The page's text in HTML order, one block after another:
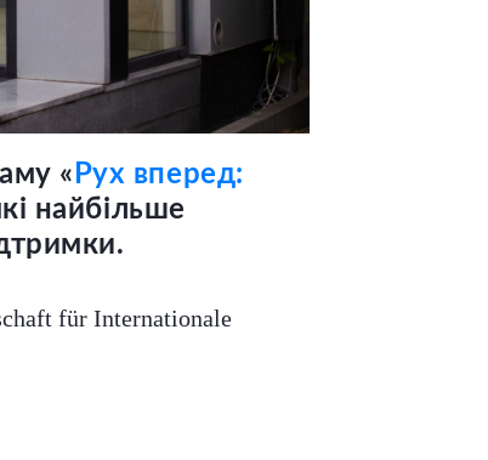
« Рух вперед:
найбільше
für Internationale